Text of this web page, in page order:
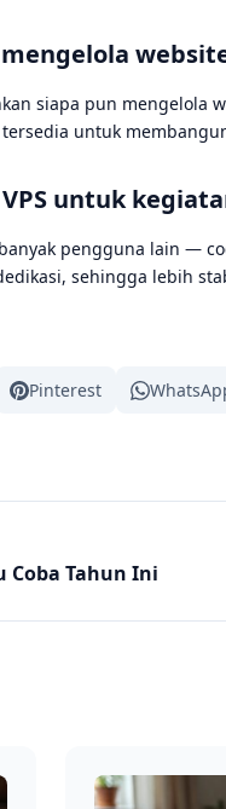
siapa pun mengelola
untuk
untuk
pengguna lain —
sehingga lebih
Pinterest
Coba Tahun Ini